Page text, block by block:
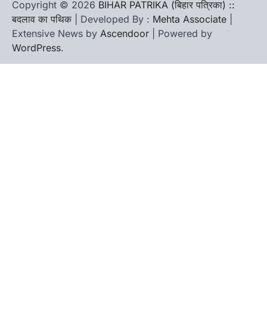
Copyright © 2026 BIHAR PATRIKA (बिहार पत्रिका) ::
बदलाव का पथिक | Developed By : Mehta Associate
Extensive News by Ascendoor | Powered by
WordPress.